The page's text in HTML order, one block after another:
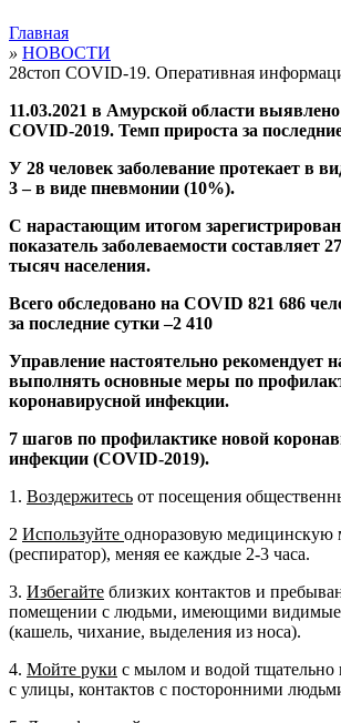
Главная
» НОВОСТИ
28стоп COVID-19. Оперативная
11.03.2021 в Амурской области
COVID-2019. Темп прироста за
У 28 человек заболевание протекает в
3 – в виде пневмонии (10%).
С нарастающим итогом
показатель заболеваемости составляет
тысяч населения.
Всего обследовано на COVID 821 686
за последние сутки –2 410
Управление настоятельно рекомендует
выполнять основные меры по
коронавирусной инфекции.
7 шагов по профилактике новой
инфекции (COVID-2019).
1. Воздержитесь от посещения
2 Используйте одноразовую медицинскую
(респиратор), меняя ее каждые 2-3 часа.
3. Избегайте близких контактов и
помещении с людьми, имеющими
(кашель, чихание, выделения из носа).
4. Мойте руки с мылом и водой тщательно
с улицы, контактов с посторонними